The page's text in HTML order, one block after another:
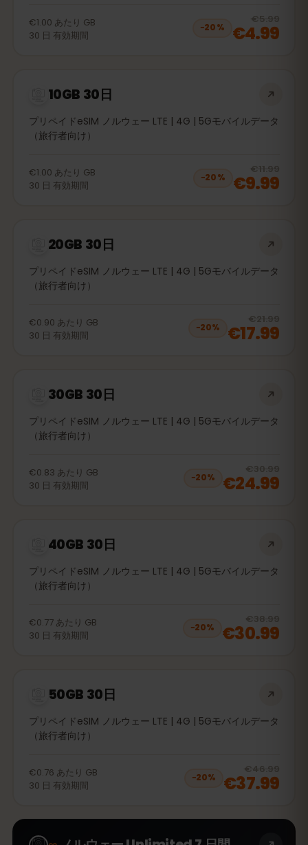
€1.00 あたり GB
30 日 有効期間
−20%
€5.99
€4.99
10GB 30日
プリペイドeSIM ノルウェー LTE | 4G | 5Gモバイルデータ
（旅行者向け）
€1.00 あたり GB
30 日 有効期間
−20%
€11.99
€9.99
20GB 30日
プリペイドeSIM ノルウェー LTE | 4G | 5Gモバイルデータ
（旅行者向け）
€0.90 あたり GB
30 日 有効期間
−20%
€21.99
€17.99
30GB 30日
プリペイドeSIM ノルウェー LTE | 4G | 5Gモバイルデータ
（旅行者向け）
€0.83 あたり GB
30 日 有効期間
−20%
€30.99
€24.99
40GB 30日
プリペイドeSIM ノルウェー LTE | 4G | 5Gモバイルデータ
（旅行者向け）
€0.77 あたり GB
30 日 有効期間
−20%
€38.99
€30.99
50GB 30日
プリペイドeSIM ノルウェー LTE | 4G | 5Gモバイルデータ
（旅行者向け）
€0.76 あたり GB
30 日 有効期間
−20%
€46.99
€37.99